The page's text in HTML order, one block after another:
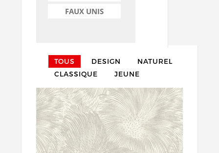
FAUX UNIS
TOUS DESIGN
NATUREL
CLASSIQUE
JEUNE